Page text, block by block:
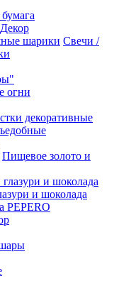
Свечи /
огни
декоративные
Пищевое золото и
и шоколада
PEPERO